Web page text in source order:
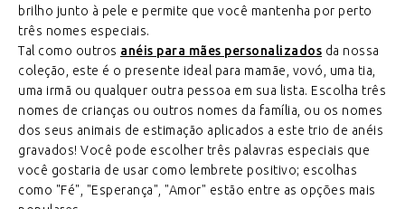
brilho junto à pele e permite que você mantenha por perto
três nomes especiais.
Tal como outros anéis para mães personalizados da nossa
coleção, este é o presente ideal para mamãe, vovó, uma tia,
uma irmã ou qualquer outra pessoa em sua lista. Escolha três
nomes de crianças ou outros nomes da família, ou os nomes
dos seus animais de estimação aplicados a este trio de anéis
gravados! Você pode escolher três palavras especiais que
você gostaria de usar como lembrete positivo; escolhas
como "Fé", "Esperança", "Amor" estão entre as opções mais